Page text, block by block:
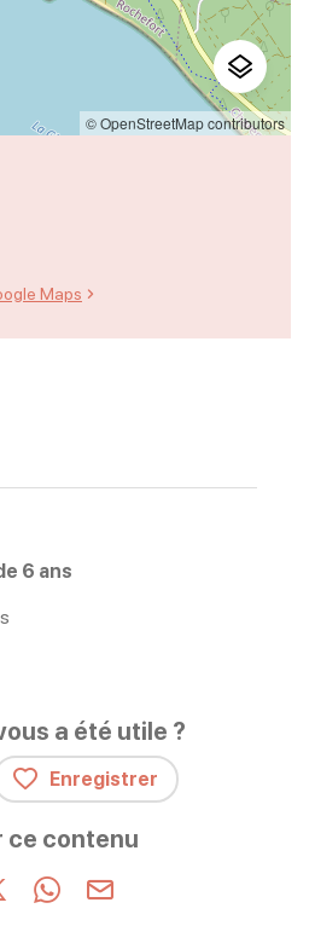
6 ans
© OpenStreetMap contributors
Maps
a été utile ?
Enregistrer
ce contenu
sur Facebook (nouvelle fenêtre)
sur X / Twitter (nouvelle
Partager sur WhatsApp
Partager par mail